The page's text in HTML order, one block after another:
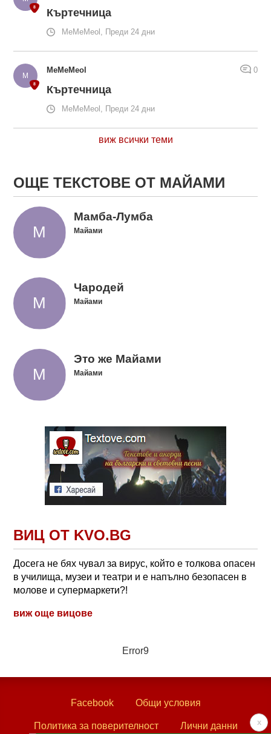
Къртечница
MeMeMeol, Преди 24 дни
MeMeMeol 0
Къртечница
MeMeMeol, Преди 24 дни
виж всички теми
ОЩЕ ТЕКСТОВЕ ОТ МАЙАМИ
Мамба-Лумба
Майами
Чародей
Майами
Это же Майами
Майами
ВИЦ ОТ KVO.BG
Досега не бях чувал за вирус, който е толкова опасен
в училища, музеи и театри и е напълно безопасен в
молове и супермаркети?!
виж още вицове
Error9
x
Facebook Общи условия
Политика за поверителност Лични данни